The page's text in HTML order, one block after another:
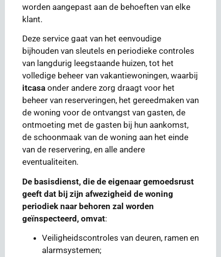
worden aangepast aan de behoeften van elke
klant.
Deze service gaat van het eenvoudige
bijhouden van sleutels en periodieke controles
van langdurig leegstaande huizen, tot het
volledige beheer van vakantiewoningen, waarbij
itcasa onder andere zorg draagt voor het
beheer van reserveringen, het gereedmaken van
de woning voor de ontvangst van gasten, de
ontmoeting met de gasten bij hun aankomst,
de schoonmaak van de woning aan het einde
van de reservering, en alle andere
eventualiteiten.
De basisdienst, die de eigenaar gemoedsrust
geeft dat bij zijn afwezigheid de woning
periodiek naar behoren zal worden
geïnspecteerd, omvat:
Veiligheidscontroles van deuren, ramen en
alarmsystemen;